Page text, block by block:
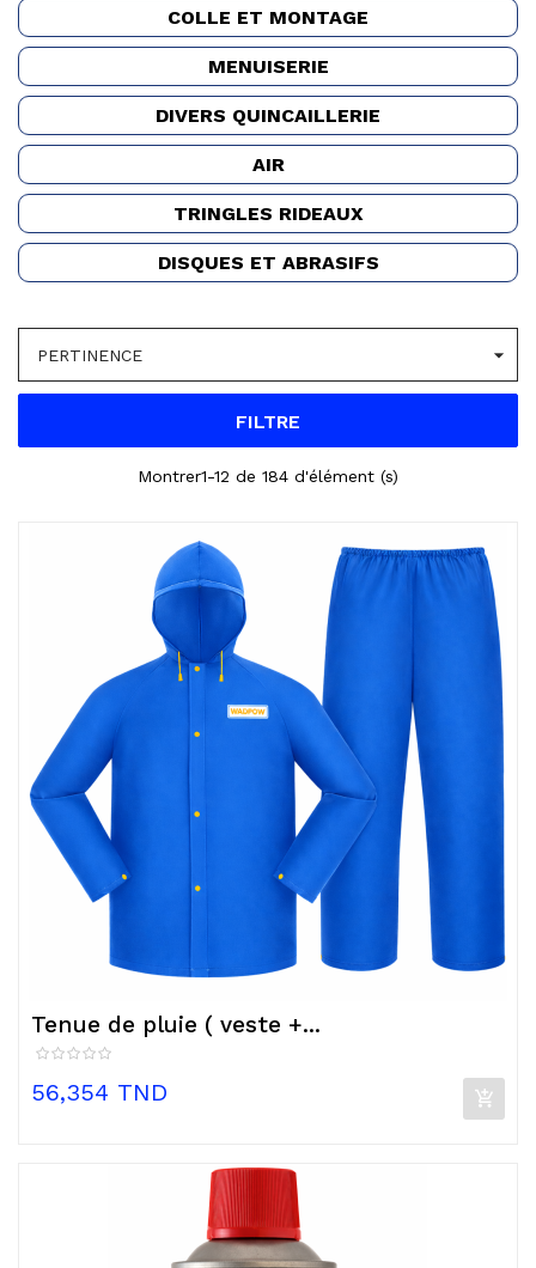
COLLE ET MONTAGE
MENUISERIE
DIVERS QUINCAILLERIE
AIR
TRINGLES RIDEAUX
DISQUES ET ABRASIFS
PERTINENCE 
FILTRE
Montrer1-12 de 184 d'élément (s)
Tenue de pluie ( veste +...
Prix
56,354 TND